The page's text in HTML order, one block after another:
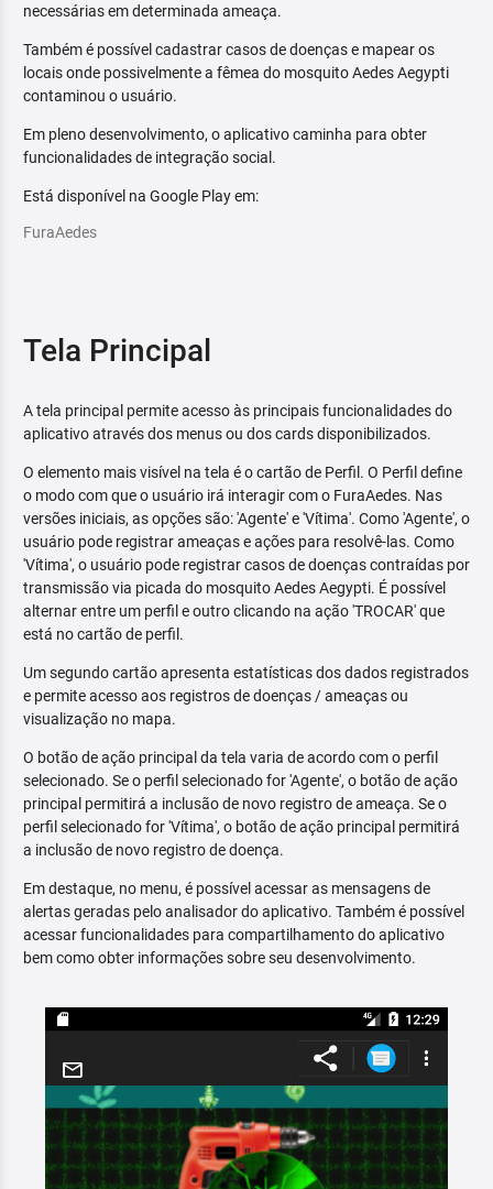
necessárias em determinada ameaça.
Também é possível cadastrar casos de doenças e mapear os
locais onde possivelmente a fêmea do mosquito Aedes Aegypti
contaminou o usuário.
Em pleno desenvolvimento, o aplicativo caminha para obter
funcionalidades de integração social.
Está disponível na Google Play em:
FuraAedes
Tela Principal
A tela principal permite acesso às principais funcionalidades do
aplicativo através dos menus ou dos cards disponibilizados.
O elemento mais visível na tela é o cartão de Perfil. O Perfil define
o modo com que o usuário irá interagir com o FuraAedes. Nas
versões iniciais, as opções são: 'Agente' e 'Vítima'. Como 'Agente', o
usuário pode registrar ameaças e ações para resolvê-las. Como
'Vítima', o usuário pode registrar casos de doenças contraídas por
transmissão via picada do mosquito Aedes Aegypti. É possível
alternar entre um perfil e outro clicando na ação 'TROCAR' que
está no cartão de perfil.
Um segundo cartão apresenta estatísticas dos dados registrados
e permite acesso aos registros de doenças / ameaças ou
visualização no mapa.
O botão de ação principal da tela varia de acordo com o perfil
selecionado. Se o perfil selecionado for 'Agente', o botão de ação
principal permitirá a inclusão de novo registro de ameaça. Se o
perfil selecionado for 'Vítima', o botão de ação principal permitirá
a inclusão de novo registro de doença.
Em destaque, no menu, é possível acessar as mensagens de
alertas geradas pelo analisador do aplicativo. Também é possível
acessar funcionalidades para compartilhamento do aplicativo
bem como obter informações sobre seu desenvolvimento.